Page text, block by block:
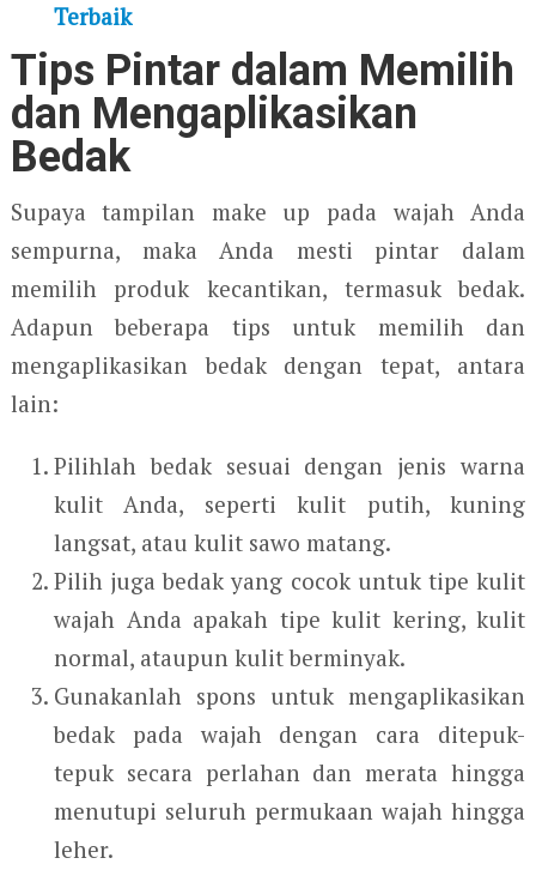
Terbaik
Tips Pintar dalam Memilih
dan Mengaplikasikan
Bedak
Supaya tampilan make up pada wajah Anda
sempurna, maka Anda mesti pintar dalam
memilih produk kecantikan, termasuk bedak.
Adapun beberapa tips untuk memilih dan
mengaplikasikan bedak dengan tepat, antara
lain:
Pilihlah bedak sesuai dengan jenis warna
kulit Anda, seperti kulit putih, kuning
langsat, atau kulit sawo matang.
Pilih juga bedak yang cocok untuk tipe kulit
wajah Anda apakah tipe kulit kering, kulit
normal, ataupun kulit berminyak.
Gunakanlah spons untuk mengaplikasikan
bedak pada wajah dengan cara ditepuk-
tepuk secara perlahan dan merata hingga
menutupi seluruh permukaan wajah hingga
leher.